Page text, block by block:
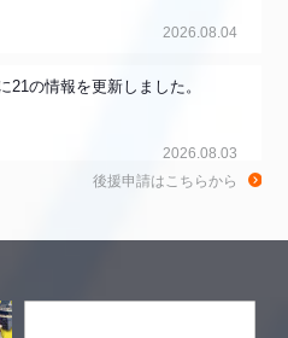
2026.08.04
21の情報を更新しました。
2026.08.03
【WAKAYAMA SDGs】の
後援申請はこちらから